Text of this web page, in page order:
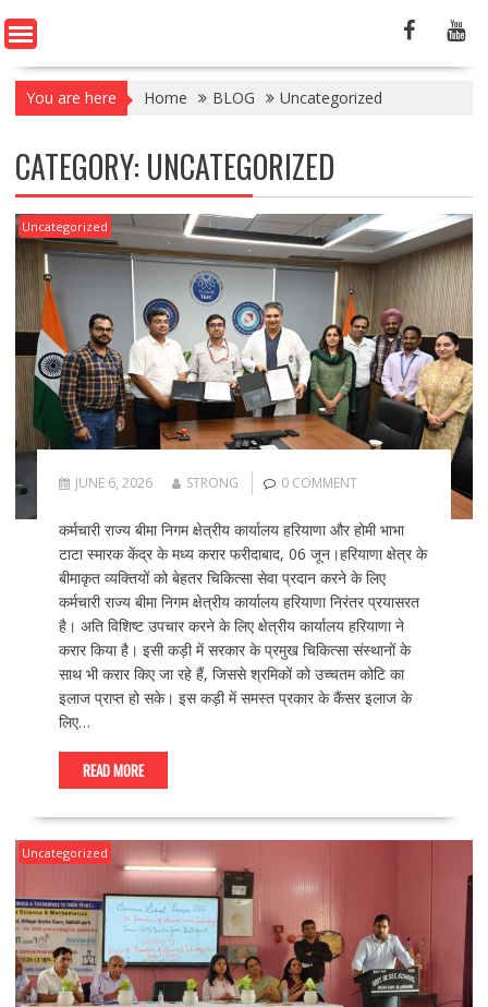
You are here Home BLOG Uncategorized
CATEGORY: UNCATEGORIZED
Uncategorized
JUNE 6, 2026 STRONG 0 COMMENT
कर्मचारी राज्य बीमा निगम क्षेत्रीय कार्यालय हरियाणा और होमी भाभा
टाटा स्मारक केंद्र के मध्य करार फरीदाबाद, 06 जून।हरियाणा क्षेत्र के
बीमाकृत व्यक्तियों को बेहतर चिकित्सा सेवा प्रदान करने के लिए
कर्मचारी राज्य बीमा निगम क्षेत्रीय कार्यालय हरियाणा निरंतर प्रयासरत
है। अति विशिष्ट उपचार करने के लिए क्षेत्रीय कार्यालय हरियाणा ने
करार किया है। इसी कड़ी में सरकार के प्रमुख चिकित्सा संस्थानों के
साथ भी करार किए जा रहे हैं, जिससे श्रमिकों को उच्चतम कोटि का
इलाज प्राप्त हो सके। इस कड़ी में समस्त प्रकार के कैंसर इलाज के
लिए…
READ MORE
Uncategorized